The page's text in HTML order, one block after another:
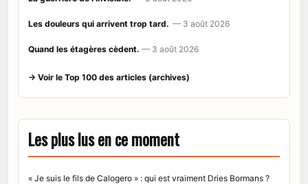
Les douleurs qui arrivent trop tard. — 3 août 2026
Quand les étagères cèdent. — 3 août 2026
→ Voir le Top 100 des articles (archives)
Les plus lus en ce moment
« Je suis le fils de Calogero » : qui est vraiment Dries Bormans ?